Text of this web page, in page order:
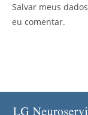
Salvar meus
eu comentar.